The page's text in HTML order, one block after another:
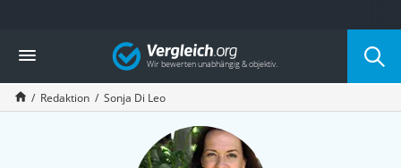
Die beliebtesten Vergleiche nach Kategorie
Service
Vergleich
Redaktion Sonja Di Leo